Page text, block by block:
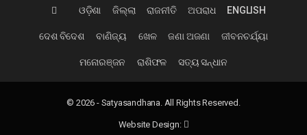
ଓଡ଼ିଶା ଜିଲ୍ଲା ରାଜନୀତି ଅପରାଧ ENGLISH
ଦେଶ ବିଦେଶ ବାଣିଜ୍ୟ ଖେଳ ଜଣା ଅଜଣା ଜୀବନଚର୍ଯ୍ୟା
ମନୋରଞ୍ଜନ ରାଶିଫଳ ସତ୍ୟ ସନ୍ଧାନ
© 2026 - Satyasandhana. All Rights Reserved.
Website Design: